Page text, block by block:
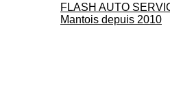
FLASH AUTO
Mantois depuis 2010